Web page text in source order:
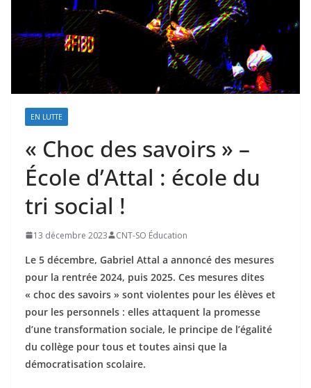
EN LUTTE
« Choc des savoirs » –
École d’Attal : école du
tri social !
13 décembre 2023 CNT-SO Éducation
Le 5 décembre, Gabriel Attal a annoncé des mesures
pour la rentrée 2024, puis 2025. Ces mesures dites
« choc des savoirs » sont violentes pour les élèves et
pour les personnels : elles attaquent la promesse
d’une transformation sociale, le principe de l’égalité
du collège pour tous et toutes ainsi que la
démocratisation scolaire.